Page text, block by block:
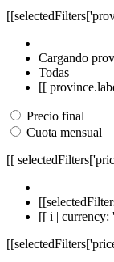
Cargando
Todas
[[
Precio final
Cuota mensual
[[
[[ i | currency: